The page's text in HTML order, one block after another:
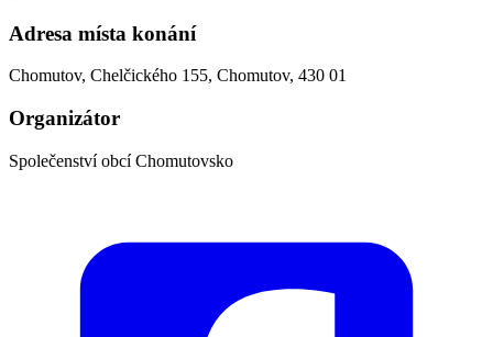
Adresa místa konání
Chomutov, Chelčického 155, Chomutov, 430 01
Organizátor
Společenství obcí Chomutovsko